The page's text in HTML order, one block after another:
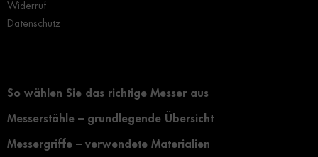
Widerruf
Datenschutz
So wählen Sie das richtige Messer aus
Messerstähle – grundlegende Übersicht
Messergriffe – verwendete Materialien